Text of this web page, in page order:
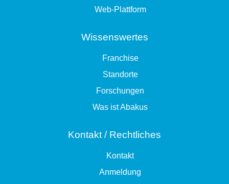
Web-Plattform
Wissenswertes
Franchise
Standorte
Forschungen
Was ist Abakus
Kontakt / Rechtliches
Kontakt
Anmeldung